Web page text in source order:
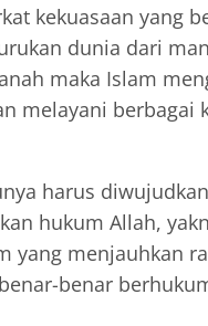
kekuasaan yang
dunia dari
maka Islam
melayani berbagai
harus
hukum Allah,
yang menjauhkan
benar